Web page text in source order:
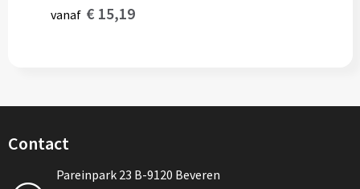
vanaf € 15,19
Contact
Pareinpark 23 B-9120 Beveren